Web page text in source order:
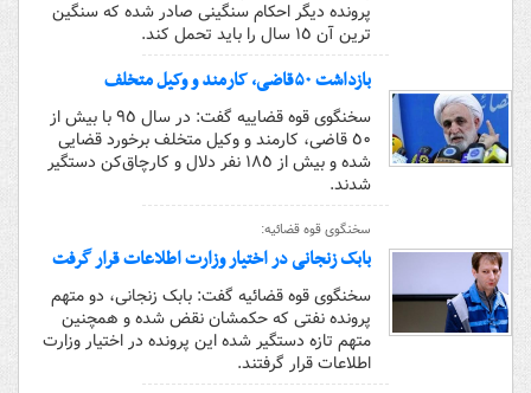
پرونده دیگر احکام سنگینی صادر شده که سنگین
ترین آن ١٥ سال را باید تحمل کند.
بازداشت ۵۰قاضی، کارمند و وکیل متخلف
سخنگوی قوه قضاییه گفت: در سال ٩٥ با بیش از
٥٠ قاضی، کارمند و وکیل متخلف برخورد قضایی
شده و بیش از ١٨٥ نفر دلال و کارچاق‌کن دستگیر
شدند.
سخنگوی قوه قضائیه:
بابک زنجانی در اختیار وزارت اطلاعات قرار گرفت
سخنگوی قوه قضائیه گفت: بابک زنجانی، دو متهم
پرونده نفتی که حکمشان نقض شده و همچنین
متهم تازه دستگیر شده این پرونده در اختیار وزارت
اطلاعات قرار گرفتند.